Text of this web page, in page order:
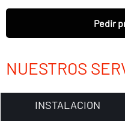
Pedir
NUESTROS
INSTALACION